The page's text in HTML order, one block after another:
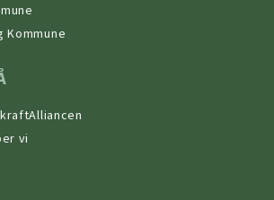
Kommune
vi